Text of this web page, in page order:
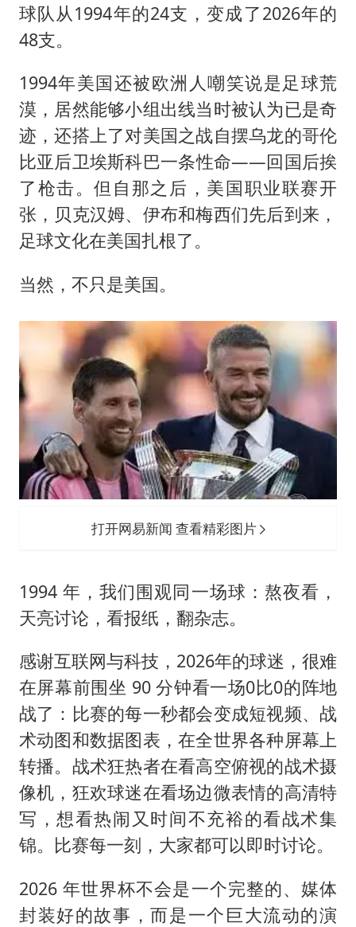
球队从1994年的24支，变成了2026年的
48支。
1994年美国还被欧洲人嘲笑说是足球荒
漠，居然能够小组出线当时被认为已是奇
迹，还搭上了对美国之战自摆乌龙的哥伦
比亚后卫埃斯科巴一条性命——回国后挨
了枪击。但自那之后，美国职业联赛开
张，贝克汉姆、伊布和梅西们先后到来，
足球文化在美国扎根了。
当然，不只是美国。
打开网易新闻 查看精彩图片
1994 年，我们围观同一场球：熬夜看，
天亮讨论，看报纸，翻杂志。
感谢互联网与科技，2026年的球迷，很难
在屏幕前围坐 90 分钟看一场0比0的阵地
战了：比赛的每一秒都会变成短视频、战
术动图和数据图表，在全世界各种屏幕上
转播。战术狂热者在看高空俯视的战术摄
像机，狂欢球迷在看场边微表情的高清特
写，想看热闹又时间不充裕的看战术集
锦。比赛每一刻，大家都可以即时讨论。
2026 年世界杯不会是一个完整的、媒体
封装好的故事，而是一个巨大流动的演